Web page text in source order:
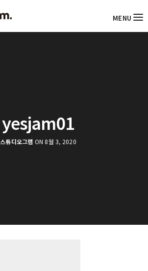
MENU
yesjam01
스튜디오그램 ON 8월 3, 2020